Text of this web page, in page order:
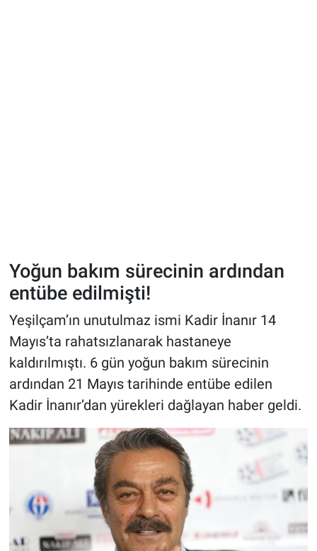
Yoğun bakım sürecinin ardından
entübe edilmişti!
Yeşilçam’ın unutulmaz ismi Kadir İnanır 14
Mayıs’ta rahatsızlanarak hastaneye
kaldırılmıştı. 6 gün yoğun bakım sürecinin
ardından 21 Mayıs tarihinde entübe edilen
Kadir İnanır’dan yürekleri dağlayan haber geldi.